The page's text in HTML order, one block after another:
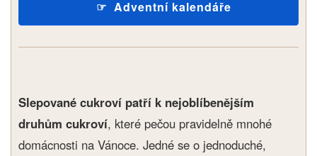
Adventní kalendáře
Slepované cukroví patří k nejoblíbenějším
druhům cukroví, které pečou pravidelně mnohé
domácnosti na Vánoce. Jedné se o jednoduché,